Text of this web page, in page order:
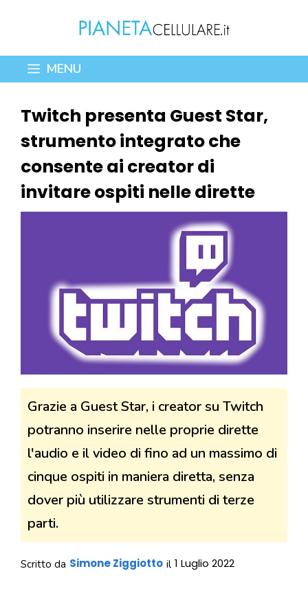
contenuto
MENU
Twitch presenta Guest Star,
strumento integrato che
consente ai creator di
invitare ospiti nelle dirette
Grazie a Guest Star, i creator su Twitch
potranno inserire nelle proprie dirette
l'audio e il video di fino ad un massimo di
cinque ospiti in maniera diretta, senza
dover più utilizzare strumenti di terze
parti.
Scritto da Simone Ziggiotto il 1 Luglio 2022